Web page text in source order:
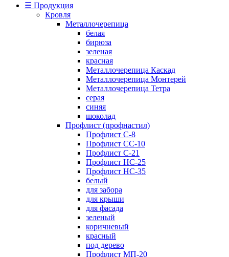
☰ Продукция
Кровля
Металлочерепица
белая
бирюза
зеленая
красная
Металлочерепица Каскад
Металлочерепица Монтерей
Металлочерепица Тетра
серая
синяя
шоколад
Профлист (профнастил)
Профлист С-8
Профлист СС-10
Профлист C-21
Профлист НС-25
Профлист НС-35
белый
для забора
для крыши
для фасада
зеленый
коричневый
красный
под дерево
Профлист МП-20